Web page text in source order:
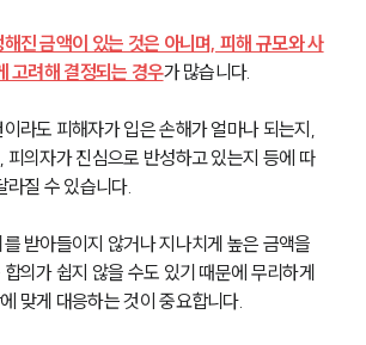
진 금액이 있는 것은 아니며, 피해 규모와 사
고려해 결정되는 경우가 많습니다.
라도 피해자가 입은 손해가 얼마나 되는지,
피의자가 진심으로 반성하고 있는지 등에 따
라질 수 있습니다.
받아들이지 않거나 지나치게 높은 금액을
의가 쉽지 않을 수도 있기 때문에 무리하게
맞게 대응하는 것이 중요합니다.